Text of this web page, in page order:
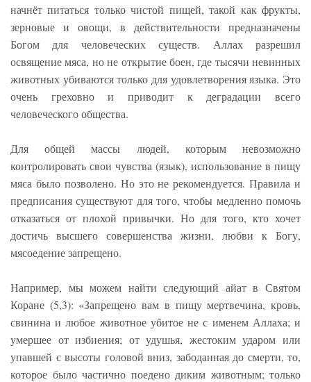
начнёт питаться только чистой пищей, такой как фрукты,
зерновые и овощи, в действительности предназначены
Богом для человеческих существ. Аллах разрешил
освящение мяса, но не открытие боен, где тысячи невинных
животных убиваются только для удовлетворения языка. Это
очень греховно и приводит к деградации всего
человеческого общества.
Для общей массы людей, которым невозможно
контролировать свои чувства (язык), использование в пищу
мяса было позволено. Но это не рекомендуется. Правила и
предписания существуют для того, чтобы медленно помочь
отказаться от плохой привычки. Но для того, кто хочет
достичь высшего совершенства жизни, любви к Богу,
мясоедение запрещено.
Например, мы можем найти следующий айат в Святом
Коране (5,3): «Запрещено вам в пищу мертвечина, кровь,
свинина и любое животное убитое не с именем Аллаха; и
умершее от избиения; от удушья, жестоким ударом или
упавшей с высоты головой вниз, забоданная до смерти, то,
которое было частично поедено диким животным; только